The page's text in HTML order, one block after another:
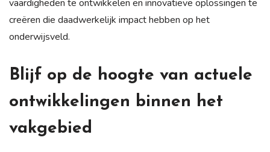
vaardigheden te ontwikkelen en innovatieve oplossingen te
creëren die daadwerkelijk impact hebben op het
onderwijsveld.
Blijf op de hoogte van actuele
ontwikkelingen binnen het
vakgebied